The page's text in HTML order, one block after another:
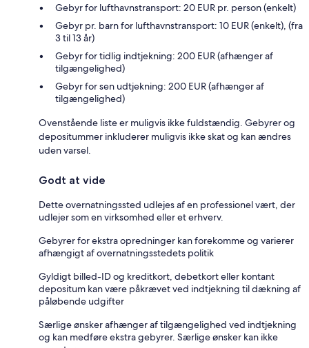
Gebyr for lufthavnstransport: 20 EUR pr. person (enkelt)
Gebyr pr. barn for lufthavnstransport: 10 EUR (enkelt), (fra
3 til 13 år)
Gebyr for tidlig indtjekning: 200 EUR (afhænger af
tilgængelighed)
Gebyr for sen udtjekning: 200 EUR (afhænger af
tilgængelighed)
Ovenstående liste er muligvis ikke fuldstændig. Gebyrer og
depositummer inkluderer muligvis ikke skat og kan ændres
uden varsel.
Godt at vide
Dette overnatningssted udlejes af en professionel vært, der
udlejer som en virksomhed eller et erhverv.
Gebyrer for ekstra opredninger kan forekomme og varierer
afhængigt af overnatningsstedets politik
Gyldigt billed-ID og kreditkort, debetkort eller kontant
depositum kan være påkrævet ved indtjekning til dækning af
påløbende udgifter
Særlige ønsker afhænger af tilgængelighed ved indtjekning
og kan medføre ekstra gebyrer. Særlige ønsker kan ikke